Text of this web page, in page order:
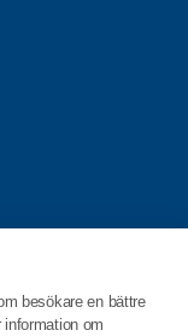
besökare en bättre
om